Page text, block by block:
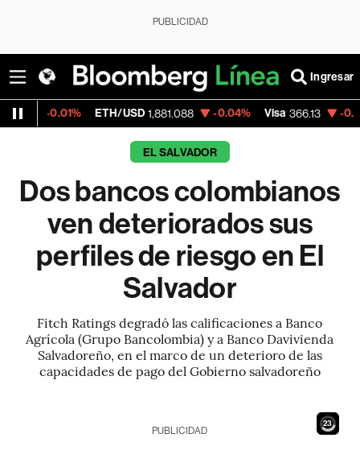
PUBLICIDAD
Ingresar
ETH/USD 1,881.088 -0.04% Visa 366.13 -0.04%
EL SALVADOR
Dos bancos colombianos
ven deteriorados sus
perfiles de riesgo en El
Salvador
Fitch Ratings degradó las calificaciones a Banco
Agrícola (Grupo Bancolombia) y a Banco Davivienda
Salvadoreño, en el marco de un deterioro de las
capacidades de pago del Gobierno salvadoreño
21
PUBLICIDAD